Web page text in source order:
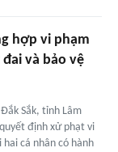
hợp vi phạm
và bảo vệ
Sắk, tỉnh Lâm
định xử phạt vi
cá nhân có hành